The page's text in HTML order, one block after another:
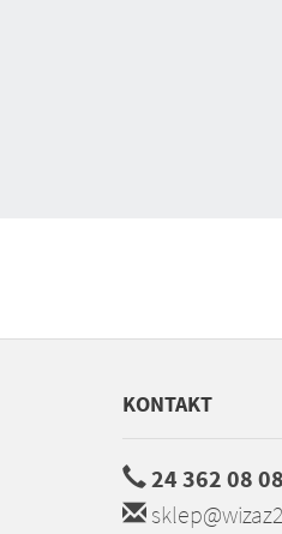
KONTAKT
24 362 08 08